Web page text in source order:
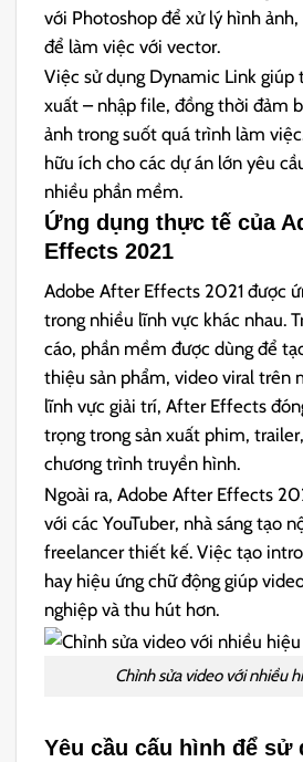
với Photoshop để xử lý hình
để làm việc với vector.
Việc sử dụng Dynamic Link
xuất – nhập file, đồng thời đảm
ảnh trong suốt quá trình làm
hữu ích cho các dự án lớn yêu
nhiều phần mềm.
Ứng dụng thực tế của
Effects 2021
Adobe After Effects 2021 được
trong nhiều lĩnh vực khác nhau.
cáo, phần mềm được dùng để
thiệu sản phẩm, video viral trên
lĩnh vực giải trí, After Effects
trọng trong sản xuất phim,
chương trình truyền hình.
Ngoài ra, Adobe After Effects
với các YouTuber, nhà sáng tạo
freelancer thiết kế. Việc tạo
hay hiệu ứng chữ động giúp
nghiệp và thu hút hơn.
Chỉnh sửa video với nhiều
Yêu cầu cấu hình để sử